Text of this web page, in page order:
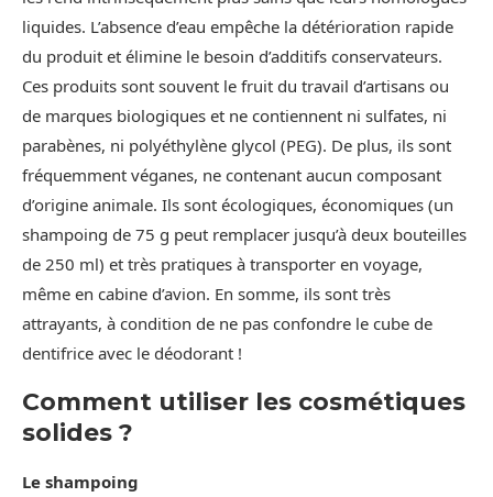
liquides. L’absence d’eau empêche la détérioration rapide
du produit et élimine le besoin d’additifs conservateurs.
Ces produits sont souvent le fruit du travail d’artisans ou
de marques biologiques et ne contiennent ni sulfates, ni
parabènes, ni polyéthylène glycol (PEG). De plus, ils sont
fréquemment véganes, ne contenant aucun composant
d’origine animale. Ils sont écologiques, économiques (un
shampoing de 75 g peut remplacer jusqu’à deux bouteilles
de 250 ml) et très pratiques à transporter en voyage,
même en cabine d’avion. En somme, ils sont très
attrayants, à condition de ne pas confondre le cube de
dentifrice avec le déodorant !
Comment utiliser les cosmétiques
solides ?
Le shampoing